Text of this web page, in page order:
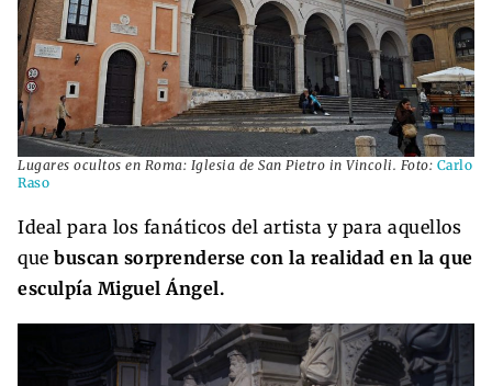
Lugares ocultos en Roma: Iglesia de San Pietro in Vincoli. Foto: Carlo
Raso
Ideal para los fanáticos del artista y para aquellos
que buscan sorprenderse con la realidad en la que
esculpía Miguel Ángel.